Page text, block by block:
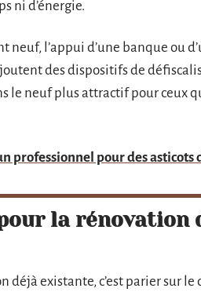
ni d’énergie.
neuf, l’appui d’une banque ou
des dispositifs de
le neuf plus attractif pour ceux
professionnel pour des asticots
la rénovation
déjà existante, c’est parier sur